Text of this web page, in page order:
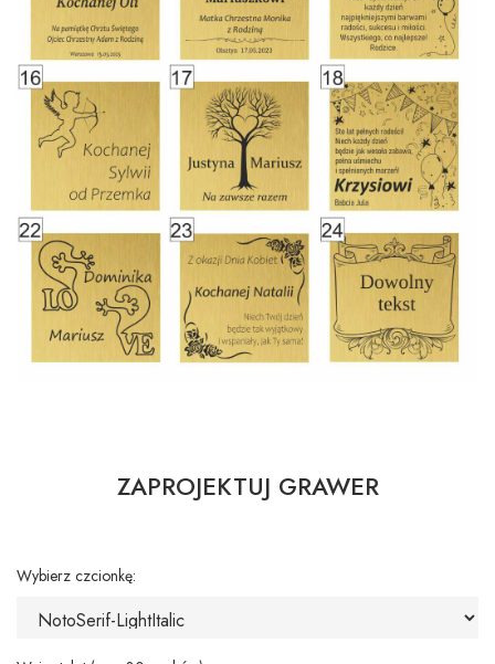
ZAPROJEKTUJ GRAWER
Wybierz czcionkę: